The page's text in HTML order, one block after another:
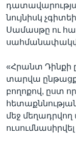
նույնիսկ
Սամասթը ու
«Հրանտ Դինքի
տարվա
բողոքով, ըստ
մեջ մեղադրվող